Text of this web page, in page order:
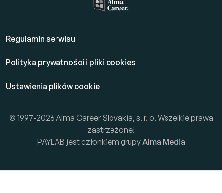
Regulamin serwisu
Polityka prywatności i pliki cookies
Ustawienia plików cookie
© 1997-2026 Alma Career Slovakia, s. r. o. Wszelkie prawa
zastrzeżone!
PAYLAB jest członkiem grupy Alma Media